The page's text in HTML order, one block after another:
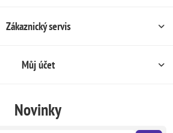
Zákaznický servis
Můj účet
Novinky